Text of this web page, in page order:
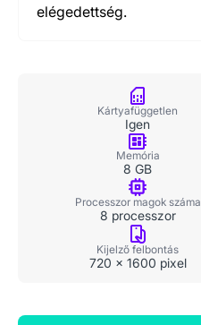
elégedettség.
Kártyafüggetlen
Igen
Memória
8 GB
Processzor magok száma
8 processzor
Kijelző felbontás
720 x 1600 pixel